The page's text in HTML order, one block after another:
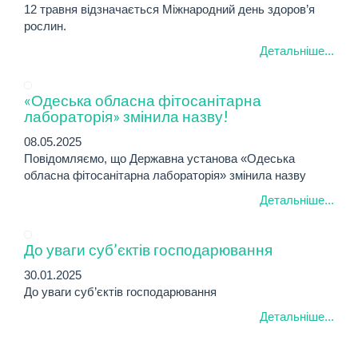
12 травня відзначається Міжнародний день здоров’я
рослин.
Детальніше...
«Одеська обласна фітосанітарна
лабораторія» змінила назву!
08.05.2025
Повідомляємо, що Державна установа «Одеська
обласна фітосанітарна лабораторія» змінила назву
Детальніше...
До уваги суб’єктів господарювання
30.01.2025
До уваги суб’єктів господарювання
Детальніше...